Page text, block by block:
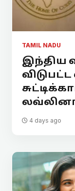
TAMIL NADU
இந்திய
லவ்லினா
4 days ago